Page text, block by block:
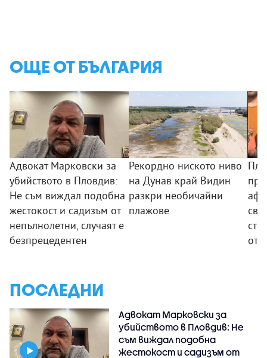
ОЩЕ ОТ БЪЛГАРИЯ
Адвокат Марковски за
убийството в Пловдив:
Не съм виждал подобна
жестокост и садизъм от
непълнолетни, случаят е
безпрецедентен
Рекордно ниското ниво
на Дунав край Видин
разкри необичайни
плажове
ПОСЛЕДНИ
Адвокат Марковски за
убийството в Пловдив: Не
съм виждал подобна
жестокост и садизъм от